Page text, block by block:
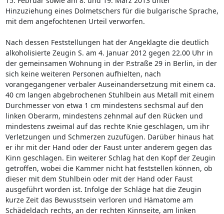
Hinzuziehung eines Dolmetschers für die bulgarische Sprache,
mit dem angefochtenen Urteil verworfen.
Nach dessen Feststellungen hat der Angeklagte die deutlich
alkoholisierte Zeugin S. am 4. Januar 2012 gegen 22.00 Uhr in
der gemeinsamen Wohnung in der P.straße 29 in Berlin, in der
sich keine weiteren Personen aufhielten, nach
vorangegangener verbaler Auseinandersetzung mit einem ca.
40 cm langen abgebrochenen Stuhlbein aus Metall mit einem
Durchmesser von etwa 1 cm mindestens sechsmal auf den
linken Oberarm, mindestens zehnmal auf den Rücken und
mindestens zweimal auf das rechte Knie geschlagen, um ihr
Verletzungen und Schmerzen zuzufügen. Darüber hinaus hat
er ihr mit der Hand oder der Faust unter anderem gegen das
Kinn geschlagen. Ein weiterer Schlag hat den Kopf der Zeugin
getroffen, wobei die Kammer nicht hat feststellen können, ob
dieser mit dem Stuhlbein oder mit der Hand oder Faust
ausgeführt worden ist. Infolge der Schläge hat die Zeugin
kurze Zeit das Bewusstsein verloren und Hämatome am
Schädeldach rechts, an der rechten Kinnseite, am linken